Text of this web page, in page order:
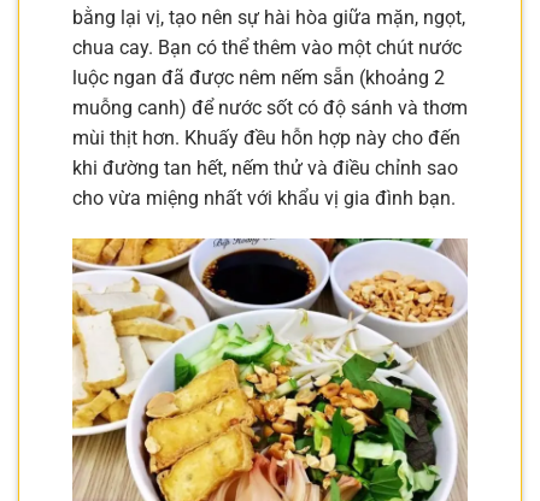
bằng lại vị, tạo nên sự hài hòa giữa mặn, ngọt,
chua cay. Bạn có thể thêm vào một chút nước
luộc ngan đã được nêm nếm sẵn (khoảng 2
muỗng canh) để nước sốt có độ sánh và thơm
mùi thịt hơn. Khuấy đều hỗn hợp này cho đến
khi đường tan hết, nếm thử và điều chỉnh sao
cho vừa miệng nhất với khẩu vị gia đình bạn.